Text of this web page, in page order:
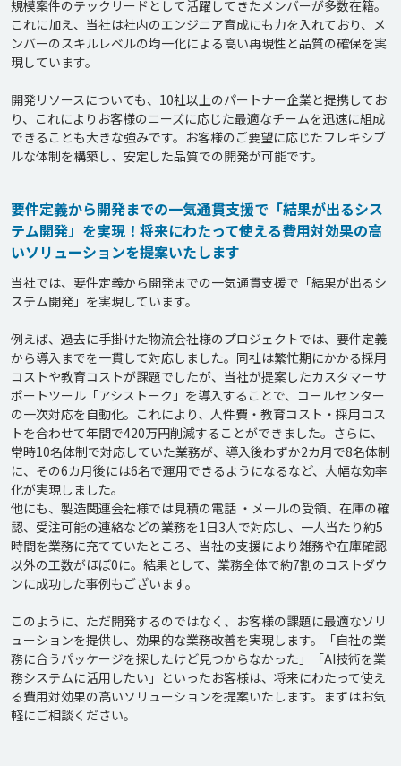
規模案件のテックリードとして活躍してきたメンバーが多数在籍。
これに加え、当社は社内のエンジニア育成にも力を入れており、メ
ンバーのスキルレベルの均一化による高い再現性と品質の確保を実
現しています。
開発リソースについても、10社以上のパートナー企業と提携してお
り、これによりお客様のニーズに応じた最適なチームを迅速に組成
できることも大きな強みです。お客様のご要望に応じたフレキシブ
要件定義から開発までの一気通貫支援で「結果が出るシス
テム開発」を実現！将来にわたって使える費用対効果の高
いソリューションを提案いたします
当社では、要件定義から開発までの一気通貫支援で「結果が出るシ
ステム開発」を実現しています。
例えば、過去に手掛けた物流会社様のプロジェクトでは、要件定義
から導入までを一貫して対応しました。同社は繁忙期にかかる採用
コストや教育コストが課題でしたが、当社が提案したカスタマーサ
ポートツール「アシストーク」を導入することで、コールセンター
の一次対応を自動化。これにより、人件費・教育コスト・採用コス
トを合わせて年間で420万円削減することができました。さらに、
常時10名体制で対応していた業務が、導入後わずか2カ月で8名体制
に、その6カ月後には6名で運用できるようになるなど、大幅な効率
化が実現しました。
他にも、製造関連会社様では見積の電話 ・メールの受領、在庫の確
認、受注可能の連絡などの業務を1日3人で対応し、一人当たり約5
時間を業務に充てていたところ、当社の支援により雑務や在庫確認
以外の工数がほぼ0に。結果として、業務全体で約7割のコストダウ
ンに成功した事例もございます。
このように、ただ開発するのではなく、お客様の課題に最適なソリ
ューションを提供し、効果的な業務改善を実現します。「自社の業
務に合うパッケージを探したけど見つからなかった」「AI技術を業
務システムに活用したい」といったお客様は、将来にわたって使え
る費用対効果の高いソリューションを提案いたします。まずはお気